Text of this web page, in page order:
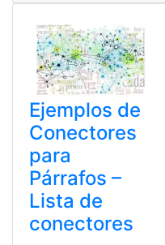
Ejemplos de
Conectores
para
Párrafos –
Lista de
conectores